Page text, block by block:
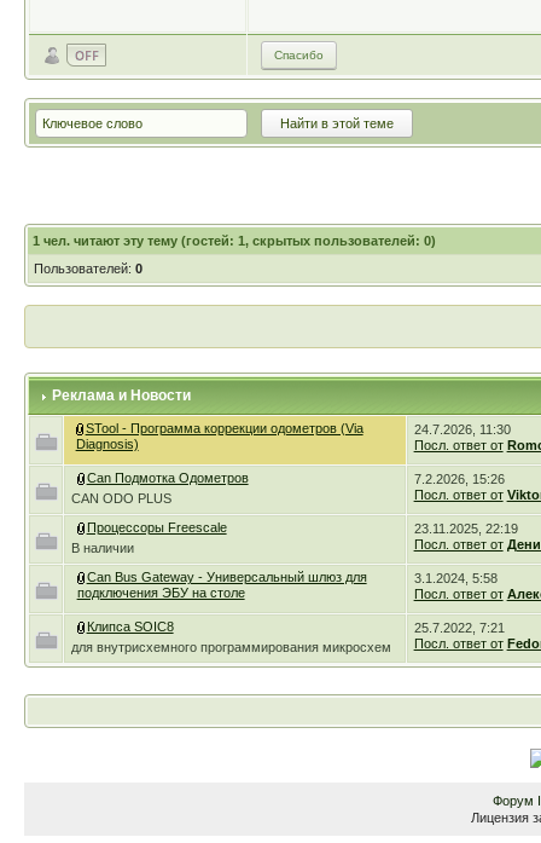
Спасибо
1 чел. читают эту тему (гостей: 1, скрытых пользователей: 0)
Пользователей: 0
Реклама и Новости
STool - Программа коррекции одометров (Via
Diagnosis)
24.7.2026, 11:30
Посл. ответ от
Can Подмотка Одометров
CAN ODO PLUS
7.2.2026, 15:26
Посл. ответ от
Процессоры Freescale
В наличии
23.11.2025, 22:19
Посл. ответ от
Can Bus Gateway - Универсальный шлюз для
подключения ЭБУ на столе
3.1.2024, 5:58
Посл. ответ от
Клипса SOIC8
для внутрисхемного программирования микросхем
25.7.2022, 7:21
Посл. ответ от
Форум
Лицензия